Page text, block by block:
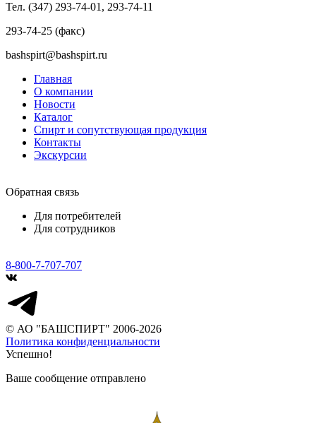
Тел. (347) 293-74-01, 293-74-11
293-74-25 (факс)
bashspirt@bashspirt.ru
Главная
О компании
Новости
Каталог
Спирт и сопутствующая продукция
Контакты
Экскурсии
Обратная связь
Для потребителей
Для сотрудников
8-800-7-707-707
© АО "БАШСПИРТ" 2006-2026
Политика конфиденциальности
Успешно!
Ваше сообщение отправлено